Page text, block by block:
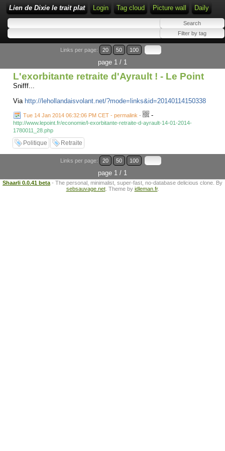
Lien de Dixie le trait plat Login Tag cloud Picture wall Daily
Links per page: 20 50 100
page 1 / 1
L'exorbitante retraite d'Ayrault ! - Le Point
Snifff...
Via http://lehollandaisvolant.net/?mode=links&id=20140114150338
Tue 14 Jan 2014 06:32:06 PM CET - permalink - -
http://www.lepoint.fr/economie/l-exorbitante-retraite-d-ayrault-14-01-2014-
1780011_28.php
Politique Retraite
Links per page: 20 50 100
page 1 / 1
Shaarli 0.0.41 beta - The personal, minimalist, super-fast, no-database delicious clone. By
sebsauvage.net. Theme by idleman.fr.